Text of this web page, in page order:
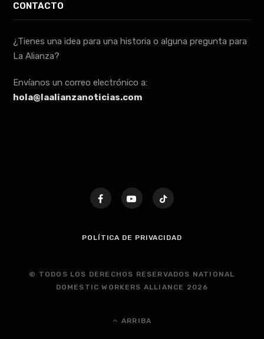
CONTACTO
¿Tienes una idea para una historia o alguna pregunta para
La Alianza?
Envíanos un correo electrónico a:
hola@laalianzanoticias.com
POLÍTICA DE PRIVACIDAD
© TODOS LOS DERECHOS RESERVADOS NATIONAL
DOMESTIC WORKERS ALLIANCE 2026
ARRIBA